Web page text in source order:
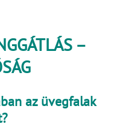
–
az üvegfalak